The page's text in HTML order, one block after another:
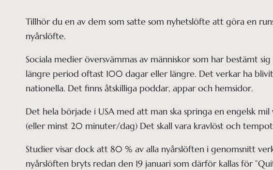
Tillhör du en av dem som satte som nyhetslöfte att göra en
nyårslöfte.
Sociala medier översvämmas av människor som har bestämt
längre period oftast 100 dagar eller längre. Det verkar ha
nationella. Det finns åtskilliga poddar, appar och hemsidor.
Det hela började i USA med att man ska springa en engelsk
(eller minst 20 minuter/dag) Det skall vara kravlöst och
Studier visar dock att 80 % av alla nyårslöften i genomsnitt
nyårslöften bryts redan den 19 januari som därför kallas för